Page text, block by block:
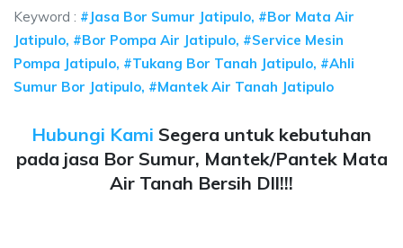
Keyword : #Jasa Bor Sumur Jatipulo, #Bor Mata Air
Jatipulo, #Bor Pompa Air Jatipulo, #Service Mesin
Pompa Jatipulo, #Tukang Bor Tanah Jatipulo, #Ahli
Sumur Bor Jatipulo, #Mantek Air Tanah Jatipulo
Hubungi Kami Segera untuk kebutuhan
pada jasa Bor Sumur, Mantek/Pantek Mata
Air Tanah Bersih Dll!!!